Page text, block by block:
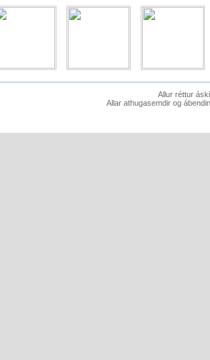
Allur réttur
Allar athugasemdir og